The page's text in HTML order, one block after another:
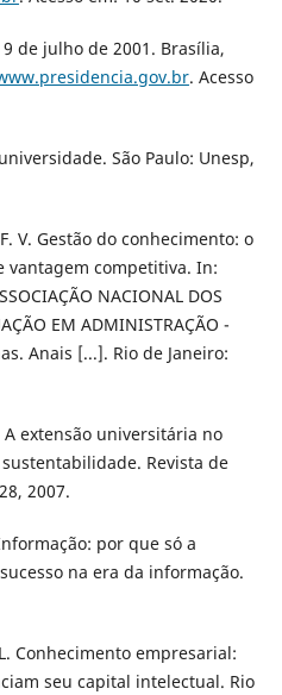
9 de julho de 2001. Brasília,
. Acesso
São Paulo: Unesp,
F. V. Gestão do conhecimento: o
vantagem competitiva. In:
NACIONAL DOS
EM ADMINISTRAÇÃO -
Anais [...]. Rio de Janeiro:
A extensão universitária no
Revista de
2007.
por que só a
na era da informação.
L. Conhecimento empresarial:
seu capital intelectual. Rio